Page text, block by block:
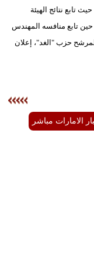
تابع نتائج الهيئة
حين تابع منافسه المهندس
حزب "الغد"، إعلان
الامارات مباشر